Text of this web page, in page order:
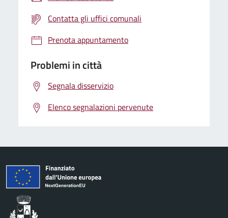
Contatta gli uffici comunali
Prenota appuntamento
Problemi in città
Segnala disservizio
Elenco segnalazioni pervenute